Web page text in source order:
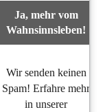
Wir senden keinen
Spam! Erfahre mehr
in unserer